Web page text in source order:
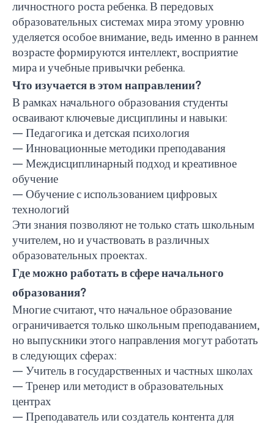
личностного роста ребенка. В передовых
образовательных системах мира этому уровню
уделяется особое внимание, ведь именно в раннем
возрасте формируются интеллект, восприятие
мира и учебные привычки ребенка.
Что изучается в этом направлении?
В рамках начального образования студенты
осваивают ключевые дисциплины и навыки:
— Педагогика и детская психология
— Инновационные методики преподавания
— Междисциплинарный подход и креативное
обучение
— Обучение с использованием цифровых
технологий
Эти знания позволяют не только стать школьным
учителем, но и участвовать в различных
образовательных проектах.
Где можно работать в сфере начального
образования?
Многие считают, что начальное образование
ограничивается только школьным преподаванием,
но выпускники этого направления могут работать
в следующих сферах:
— Учитель в государственных и частных школах
— Тренер или методист в образовательных
центрах
— Преподаватель или создатель контента для